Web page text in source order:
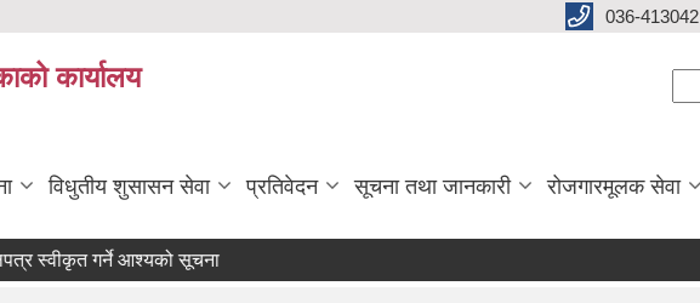
036-413042
कार्यालय
विधुतीय शुसासन सेवा प्रतिवेदन सूचना तथा जानकारी रोजगारमूलक सेवा
गर्ने आश्यको सूचना